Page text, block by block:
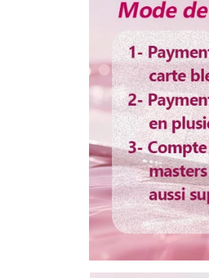
dentelle
Bandes
élastique
Colorable
décolorable
Oui
Lisser ou
boucler au
fer
Oui